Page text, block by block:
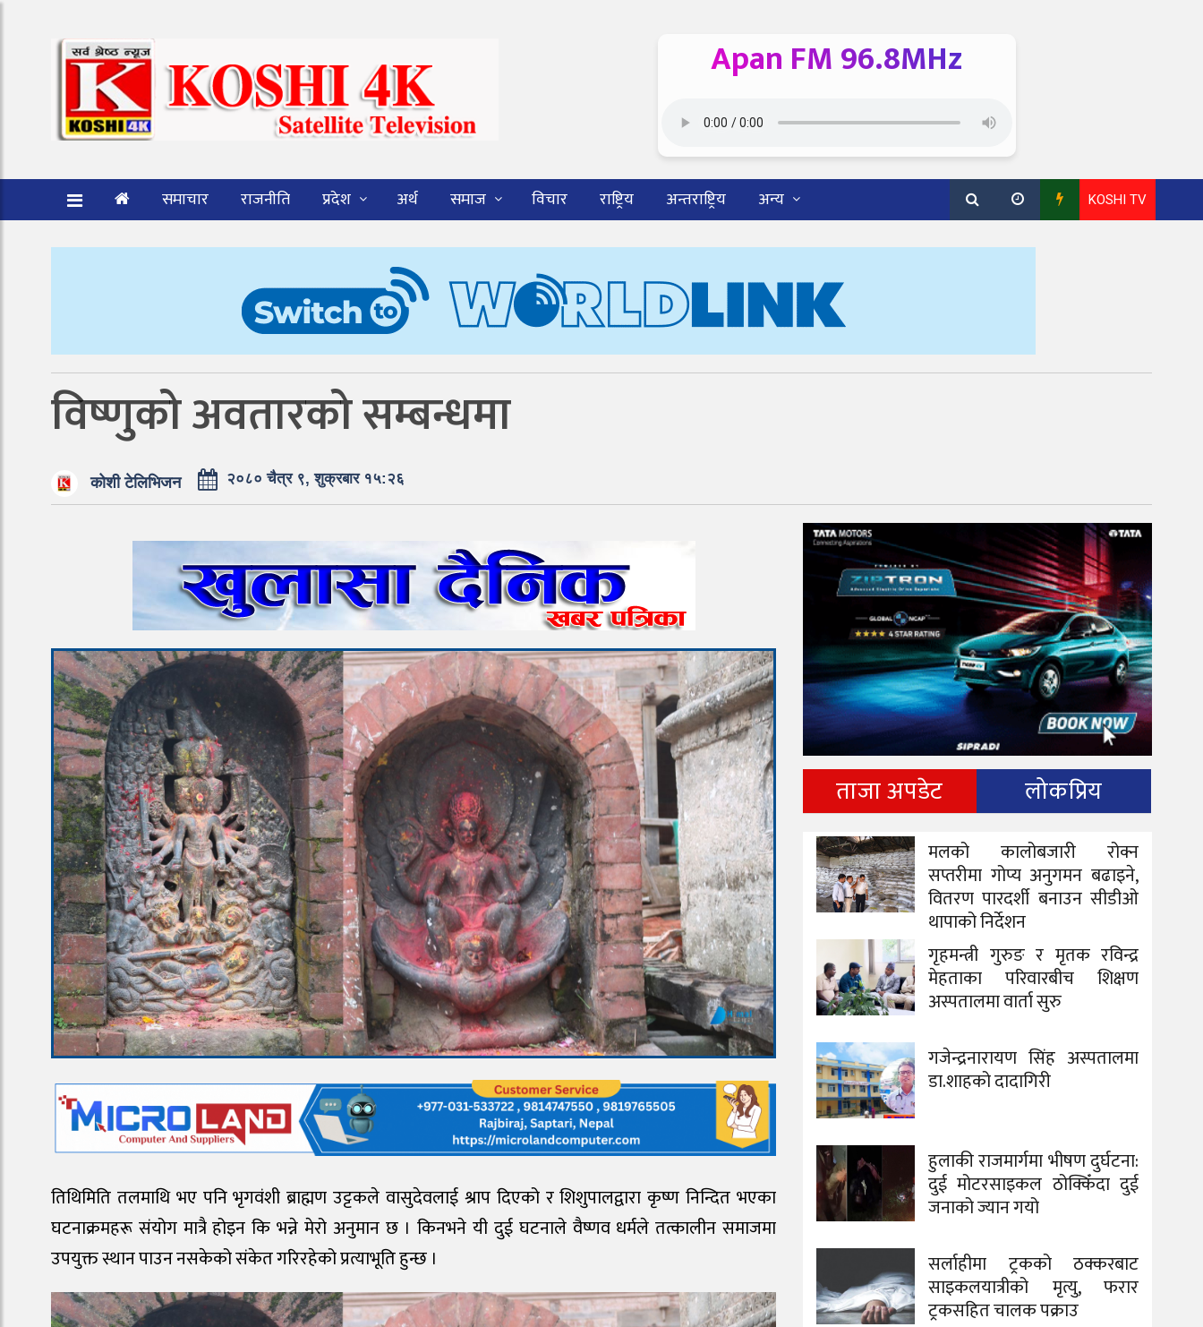
Apan FM 96.8MHz
समाचार राजनीति प्रदेश अर्थ समाज विचार राष्ट्रिय अन्तराष्ट्रिय अन्य KOSHI TV
विष्णुको अवतारको सम्बन्धमा
कोशी टेलिभिजन २०८० चैत्र ९, शुक्रबार १५:२६
तिथिमिति तलमाथि भए पनि भृगवंशी ब्राह्मण उट्टकले वासुदेवलाई श्राप दिएको र शिशुपालद्वारा कृष्ण निन्दित भएका
घटनाक्रमहरू संयोग मात्रै होइन कि भन्ने मेरो अनुमान छ । किनभने यी दुई घटनाले वैष्णव धर्मले तत्कालीन समाजमा
उपयुक्त स्थान पाउन नसकेको संकेत गरिरहेको प्रत्याभूति हुन्छ ।
ताजा अपडेट लोकप्रिय
मलको कालोबजारी रोक्न
सप्तरीमा गोप्य अनुगमन बढाइने,
वितरण पारदर्शी बनाउन सीडीओ
थापाको निर्देशन
गृहमन्त्री गुरुङ र मृतक रविन्द्र
मेहताका परिवारबीच शिक्षण
अस्पतालमा वार्ता सुरु
गजेन्द्रनारायण सिंह अस्पतालमा
डा.शाहको दादागिरी
हुलाकी राजमार्गमा भीषण दुर्घटना:
दुई मोटरसाइकल ठोक्किँदा दुई
जनाको ज्यान गयो
सर्लाहीमा ट्रकको ठक्करबाट
साइकलयात्रीको मृत्यु, फरार
ट्रकसहित चालक पक्राउ